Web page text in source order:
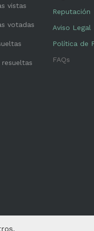
vistas
votadas
resueltas
Reputación
Aviso Legal
Política de
FAQs